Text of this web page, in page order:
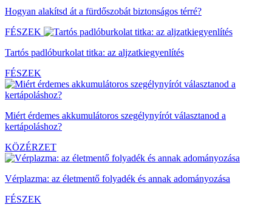
Hogyan alakítsd át a fürdőszobát biztonságos térré?
FÉSZEK
Tartós padlóburkolat titka: az aljzatkiegyenlítés
FÉSZEK
Miért érdemes akkumulátoros szegélynyírót választanod a
kertápoláshoz?
KÖZÉRZET
Vérplazma: az életmentő folyadék és annak adományozása
FÉSZEK